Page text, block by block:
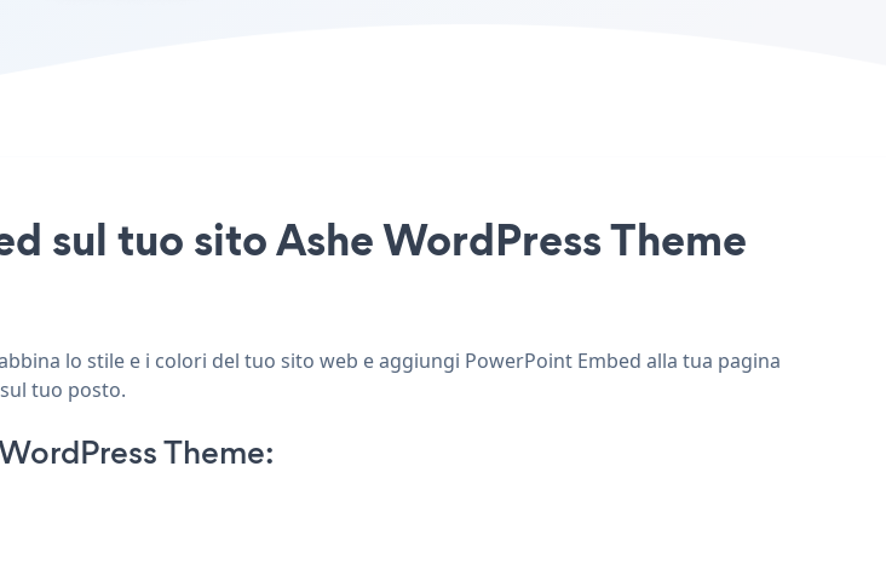
sul tuo sito Ashe WordPress Theme
lo stile e i colori del tuo sito web e aggiungi PowerPoint Embed alla tua pagina
tuo posto.
Theme: